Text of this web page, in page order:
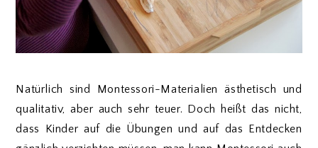
Natürlich sind Montessori-Materialien ästhetisch und
qualitativ, aber auch sehr teuer. Doch heißt das nicht,
dass Kinder auf die Übungen und auf das Entdecken